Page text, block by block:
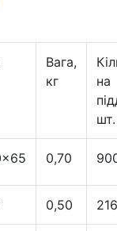
Вага,
кг
на
шт.
0,70
0,50